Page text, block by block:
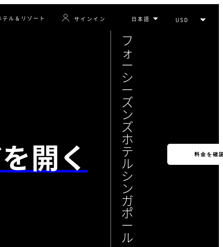
テル＆リゾート サインイン
開く
フ
ォ
ー
シ
ー
ズ
ン
ズ
ホ
テ
ル
シ
ン
ガ
ポ
ー
ル
料金を確